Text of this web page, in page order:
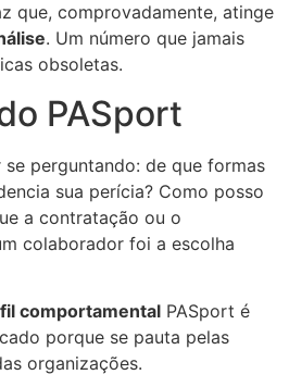
que, comprovadamente, atinge
. Um número que jamais
obsoletas.
PASport
perguntando: de que formas
sua perícia? Como posso
a contratação ou o
colaborador foi a escolha
comportamental PASport é
porque se pauta pelas
organizações.